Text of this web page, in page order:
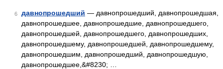
6 давнопрошедший — давнопрошедший, давнопрошедшая,
давнопрошедшее, давнопрошедшие, давнопрошедшего,
давнопрошедшей, давнопрошедшего, давнопрошедших,
давнопрошедшему, давнопрошедшей, давнопрошедшему,
давнопрошедшим, давнопрошедший, давнопрошедшую,
давнопрошедшее,&#8230; …